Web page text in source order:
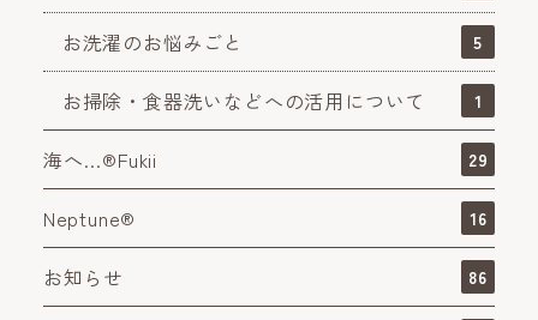
お洗濯のお悩みごと 5
お掃除・食器洗いなどへの活用について 1
海へ…®Fukii 29
Neptune® 16
お知らせ 86